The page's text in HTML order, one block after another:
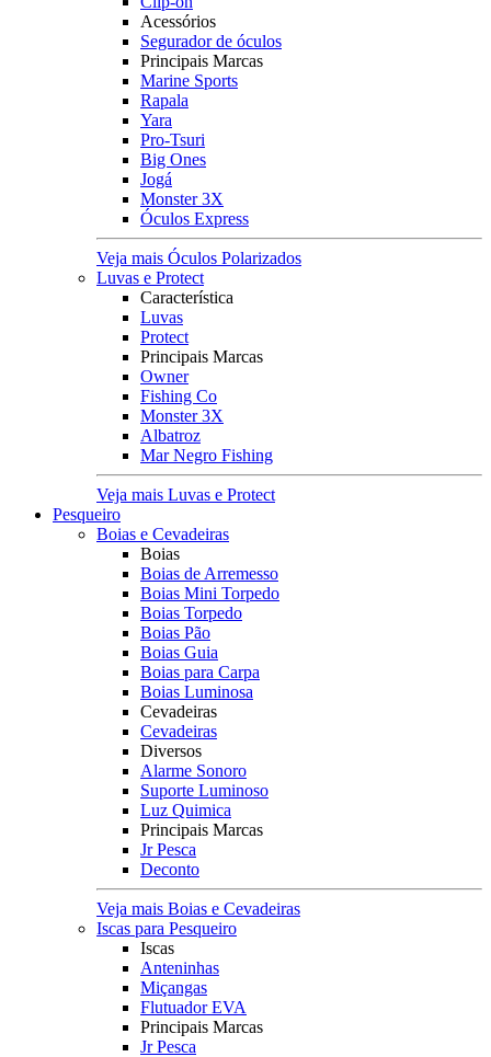
Acessórios
Segurador de óculos
Principais Marcas
Marine Sports
Rapala
Yara
Pro-Tsuri
Big Ones
Jogá
Monster 3X
Óculos Express
Veja mais Óculos Polarizados
Luvas e Protect
Característica
Luvas
Protect
Principais Marcas
Owner
Fishing Co
Monster 3X
Albatroz
Mar Negro Fishing
Veja mais Luvas e Protect
Pesqueiro
Boias e Cevadeiras
Boias
Boias de Arremesso
Boias Mini Torpedo
Boias Torpedo
Boias Pão
Boias Guia
Boias para Carpa
Boias Luminosa
Cevadeiras
Cevadeiras
Diversos
Alarme Sonoro
Suporte Luminoso
Luz Quimica
Principais Marcas
Jr Pesca
Deconto
Veja mais Boias e Cevadeiras
Iscas para Pesqueiro
Iscas
Anteninhas
Miçangas
Flutuador EVA
Principais Marcas
Jr Pesca